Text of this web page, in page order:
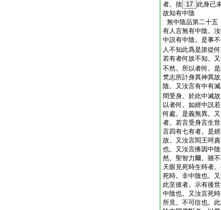
者。捨 17 此身已
故知有中陰
無中陰品第二十五
有人言無有中陰。
中説有中陰。是事
人不知此爲是誰從
若有者何故不知。
不然。所以者何。
梵志所計身異神異
陰。又汝言有中有
間受身。於此中滅
以者何。如經中説
何處。是義無異。
者。若言受身言生
言四有七有者。是
故。又汝言閻王呵
也。又汝言佛因中
然。聖智力爾。雖
天眼見死時生時者
死時。非中陰也。
此至彼者。示有後
中陰也。又汝言死
所見。不可信也。